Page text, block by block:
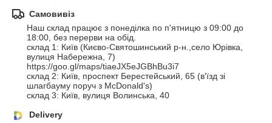
Самовивіз
Наш склад працює з понеділка по п'ятницю з 09:00 до
18:00, без перерви на обід.
склад 1: Київ (Києво-Святошинський р-н.,село Юрівка,
вулиця Набережна, 7)
https://goo.gl/maps/tiaeJX5eJGBhBu3i7
склад 2: Київ, проспект Берестейський, 65 (в'їзд зі
шлагбауму поруч з McDonald's)
склад 3: Київ, вулиця Волинська, 40
Delivery